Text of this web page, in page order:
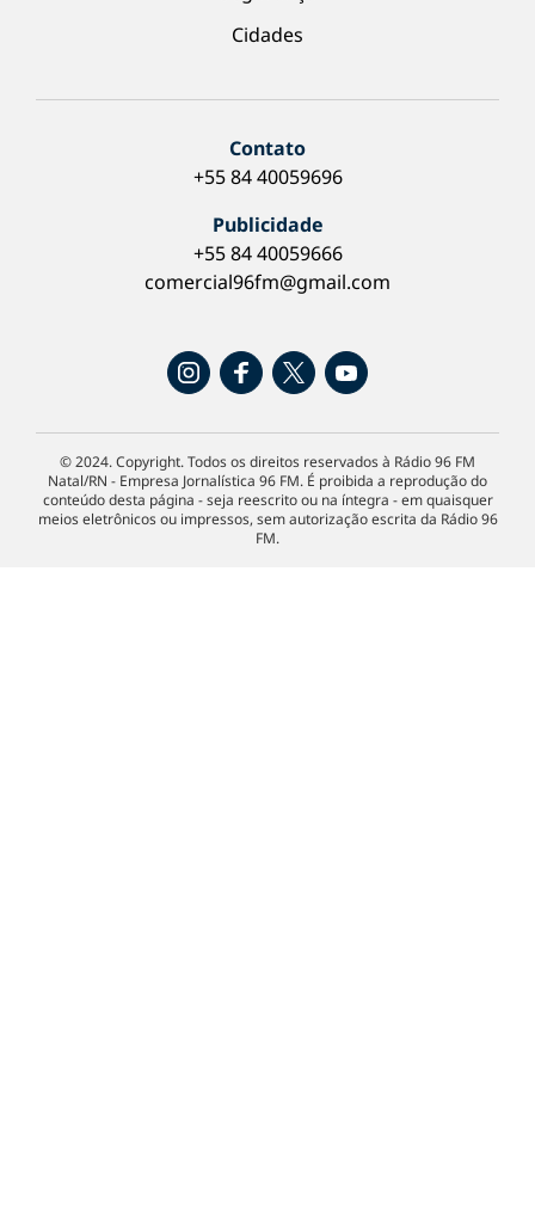
Cidades
Contato
+55 84 40059696
Publicidade
+55 84 40059666
comercial96fm@gmail.com
© 2024. Copyright. Todos os direitos reservados à Rádio 96 FM
Natal/RN - Empresa Jornalística 96 FM. É proibida a reprodução do
conteúdo desta página - seja reescrito ou na íntegra - em quaisquer
meios eletrônicos ou impressos, sem autorização escrita da Rádio 96
FM.